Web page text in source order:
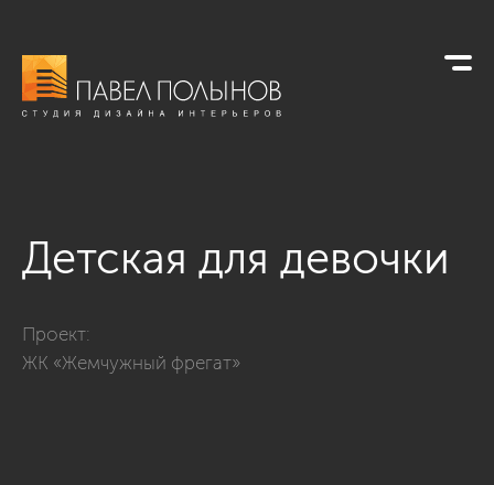
Детская для девочки
Проект:
ЖК «Жемчужный фрегат»